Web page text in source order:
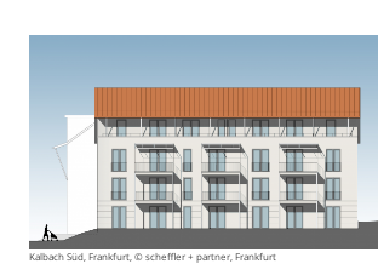
Kalbach Süd, Frankfurt, © scheffler + partner, Frankfurt